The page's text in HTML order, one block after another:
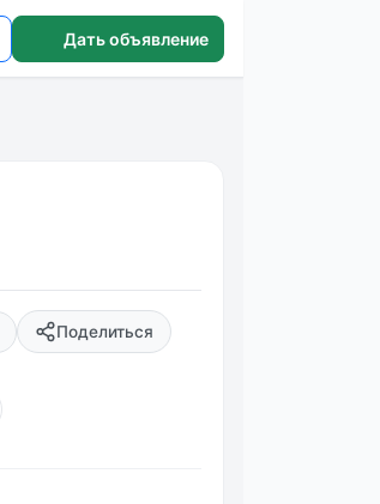
Дать объявление
Поделиться